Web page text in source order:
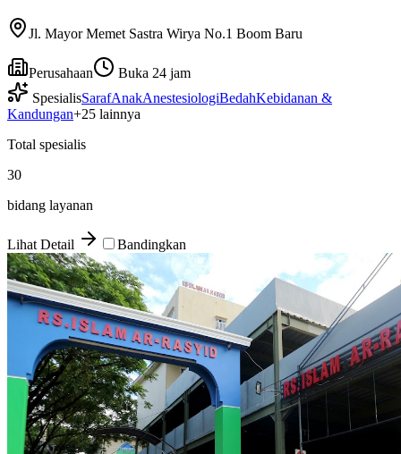
Jl. Mayor Memet Sastra Wirya No.1 Boom Baru
Perusahaan
Buka 24 jam
SpesialisSarafAnakAnestesiologiBedahKebidanan &
Kandungan+25 lainnya
Total spesialis
30
bidang layanan
Lihat Detail Bandingkan